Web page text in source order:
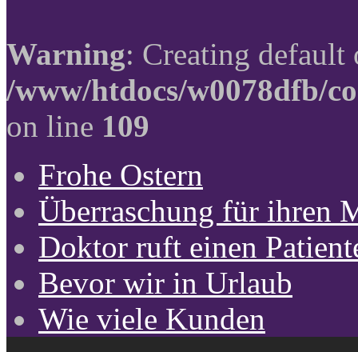
Warning: Creating
/www/htdocs/w0078dfb/
on line 109
Frohe Ostern
Überraschung für ihren
Doktor ruft einen
Bevor wir in Urlaub
Wie viele Kunden